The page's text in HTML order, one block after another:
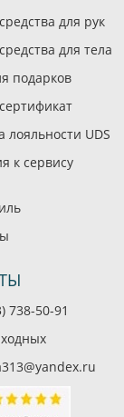
для рук
для тела
подарков
лояльности UDS
к сервису
738-50-91